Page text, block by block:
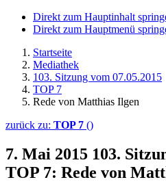
Direkt zum Hauptinhalt
Direkt zum Hauptmenü
Startseite
Mediathek
103. Sitzung vom 07.05.2015
TOP 7
Rede von Matthias Ilgen
zurück zu: TOP 7 ()
7. Mai 2015 103.
TOP 7: Rede von